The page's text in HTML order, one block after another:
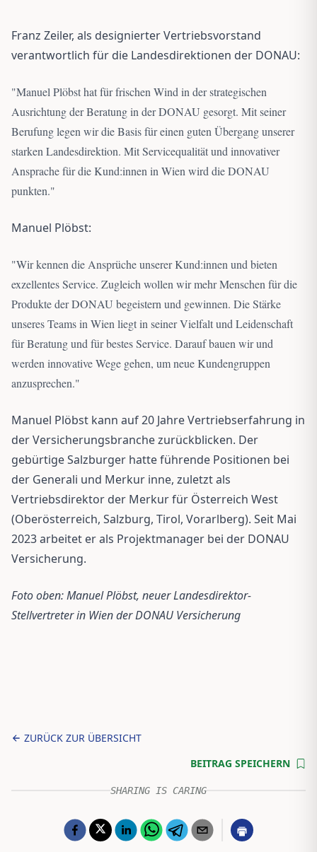
Franz Zeiler, als designierter Vertriebsvorstand
verantwortlich für die Landesdirektionen der DONAU:
"Manuel Plöbst hat für frischen Wind in der strategischen
Ausrichtung der Beratung in der DONAU gesorgt. Mit seiner
Berufung legen wir die Basis für einen guten Übergang unserer
starken Landesdirektion. Mit Servicequalität und innovativer
Ansprache für die Kund:innen in Wien wird die DONAU
punkten."
Manuel Plöbst:
"Wir kennen die Ansprüche unserer Kund:innen und bieten
exzellentes Service. Zugleich wollen wir mehr Menschen für die
Produkte der DONAU begeistern und gewinnen. Die Stärke
unseres Teams in Wien liegt in seiner Vielfalt und Leidenschaft
für Beratung und für bestes Service. Darauf bauen wir und
werden innovative Wege gehen, um neue Kundengruppen
anzusprechen."
Manuel Plöbst kann auf 20 Jahre Vertriebserfahrung in
der Versicherungsbranche zurückblicken. Der
gebürtige Salzburger hatte führende Positionen bei
der Generali und Merkur inne, zuletzt als
Vertriebsdirektor der Merkur für Österreich West
(Oberösterreich, Salzburg, Tirol, Vorarlberg). Seit Mai
2023 arbeitet er als Projektmanager bei der DONAU
Versicherung.
Foto oben: Manuel Plöbst, neuer Landesdirektor-
Stellvertreter in Wien der DONAU Versicherung
ZURÜCK ZUR ÜBERSICHT
BEITRAG SPEICHERN
SHARING IS CARING